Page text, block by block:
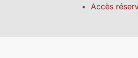
Accès